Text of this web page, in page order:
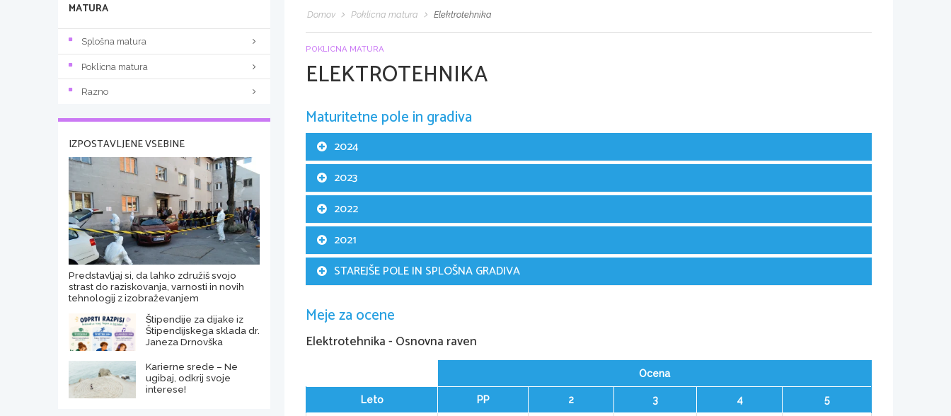
Domov Poklicna matura Elektrotehnika
POKLICNA MATURA
ELEKTROTEHNIKA
Maturitetne pole in gradiva
2024
2023
2022
2021
STAREJŠE POLE IN SPLOŠNA GRADIVA
Meje za ocene
Elektrotehnika - Osnovna raven
Ocena
Leto PP 2 3 4 5
MATURA
Splošna matura
Poklicna matura
Razno
IZPOSTAVLJENE VSEBINE
Predstavljaj si, da lahko združiš svojo
strast do raziskovanja, varnosti in novih
tehnologij z izobraževanjem
Štipendije za dijake iz
Štipendijskega sklada dr.
Janeza Drnovška
Karierne srede – Ne
ugibaj, odkrij svoje
interese!